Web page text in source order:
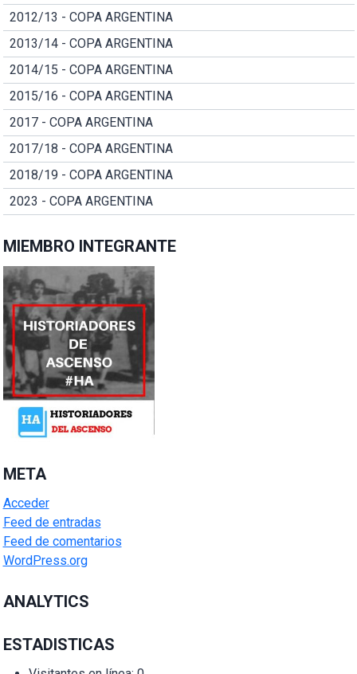
2012/13 - COPA ARGENTINA
2013/14 - COPA ARGENTINA
2014/15 - COPA ARGENTINA
2015/16 - COPA ARGENTINA
2017 - COPA ARGENTINA
2017/18 - COPA ARGENTINA
2018/19 - COPA ARGENTINA
2023 - COPA ARGENTINA
MIEMBRO INTEGRANTE
META
Acceder
Feed de entradas
Feed de comentarios
WordPress.org
ANALYTICS
ESTADISTICAS